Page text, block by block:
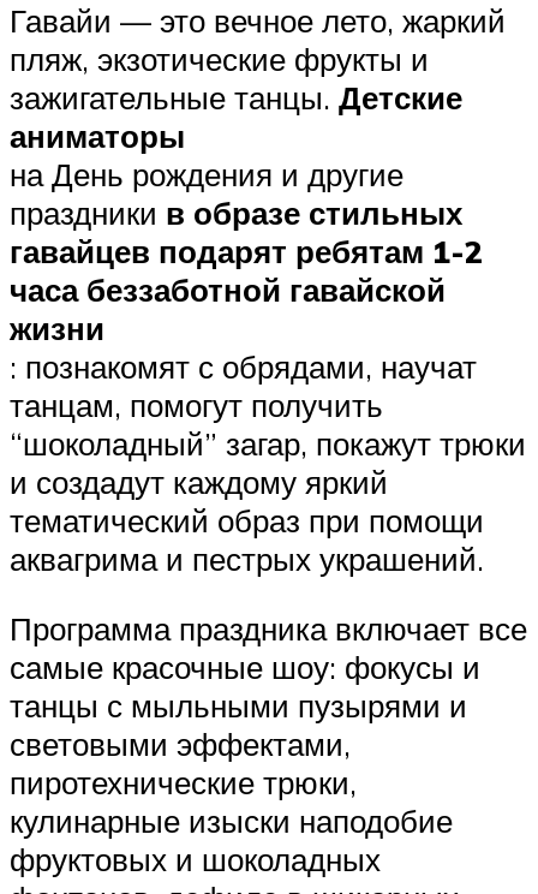
Гавайи — это вечное лето, жаркий
пляж, экзотические фрукты и
зажигательные танцы. Детские
аниматоры
на День рождения и другие
праздники в образе стильных
гавайцев подарят ребятам 1-2
часа беззаботной гавайской
жизни
: познакомят с обрядами, научат
танцам, помогут получить
“шоколадный” загар, покажут трюки
и создадут каждому яркий
тематический образ при помощи
аквагрима и пестрых украшений.
Программа праздника включает все
самые красочные шоу: фокусы и
танцы с мыльными пузырями и
световыми эффектами,
пиротехнические трюки,
кулинарные изыски наподобие
фруктовых и шоколадных